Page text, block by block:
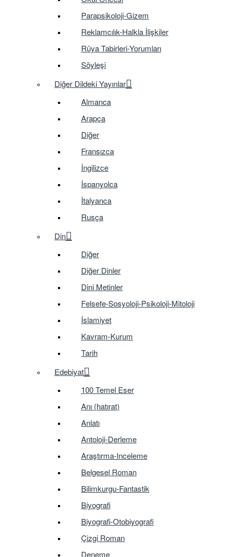
Parapsikoloji-Gizem
Reklamcılık-Halkla İlişkiler
Rüya Tabirleri-Yorumları
Söyleşi
Diğer Dildeki Yayınlar
Almanca
Arapça
Diğer
Fransızca
İngilizce
İspanyolca
İtalyanca
Rusça
Din
Diğer
Diğer Dinler
Dini Metinler
Felsefe-Sosyoloji-Psikoloji-Mitoloji
İslamiyet
Kavram-Kurum
Tarih
Edebiyat
100 Temel Eser
Anı (hatırat)
Anlatı
Antoloji-Derleme
Araştırma-Inceleme
Belgesel Roman
Bilimkurgu-Fantastik
Biyografi
Biyografi-Otobiyografi
Çizgi Roman
Deneme